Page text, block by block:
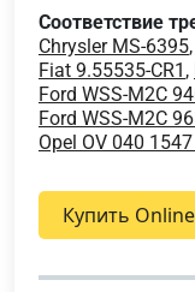
Соответствие
Chrysler MS-6395,
Fiat 9.55535-CR1 ,
Ford WSS-M2C
Ford WSS-M2C
Opel OV 040 1547
Купить Online